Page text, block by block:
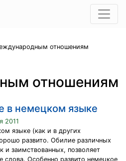
отношениям
отношениям
в немецком языке
2011
языке (как и в других
развито. Обилие различных
и заимствованных, позволяет
слова. Особенно развито немецкое